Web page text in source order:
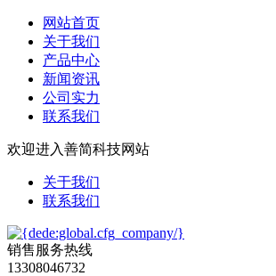
网站首页
关于我们
产品中心
新闻资讯
公司实力
联系我们
欢迎进入善简科技网站
关于我们
联系我们
销售服务热线
13308046732